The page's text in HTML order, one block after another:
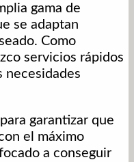
gama de
se adaptan
Como
servicios rápidos
necesidades
garantizar que
el máximo
a conseguir